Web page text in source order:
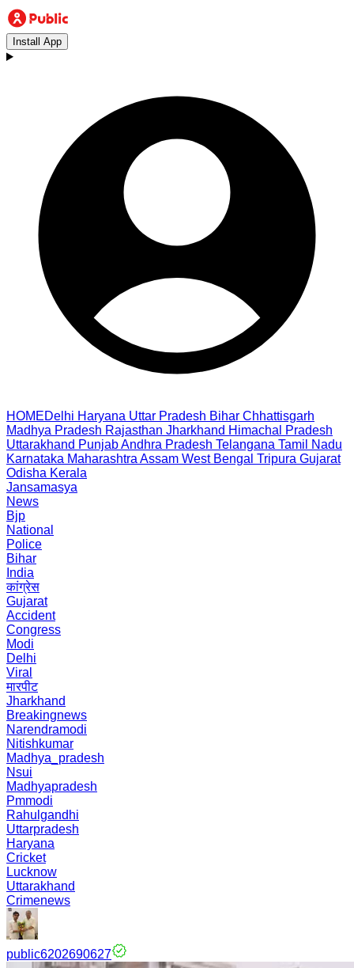
Install App
HOMEDelhi Haryana Uttar Pradesh Bihar Chhattisgarh
Madhya Pradesh Rajasthan Jharkhand Himachal Pradesh
Uttarakhand PunjabAndhra Pradesh Telangana Tamil Nadu
Karnataka Maharashtra Assam West Bengal Tripura Gujarat
Odisha Kerala
Jansamasya
News
Bjp
National
Police
Bihar
India
कांग्रेस
Gujarat
Accident
Congress
Modi
Delhi
Viral
मारपीट
Jharkhand
Breakingnews
Narendramodi
Nitishkumar
Madhya_pradesh
Nsui
Madhyapradesh
Pmmodi
Rahulgandhi
Uttarpradesh
Haryana
Cricket
Lucknow
Uttarakhand
Crimenews
public6202690627